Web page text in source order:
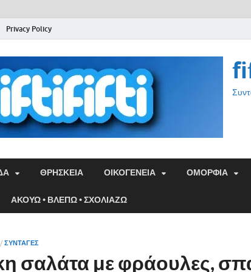
Privacy Policy
ΘΡΗΣΚΕΙΑ ΟΙΚΟΓΕΝΕΙΑ ΟΜΟΡΦΙΑ
ΑΚΟΥΩ • ΒΛΕΠΩ • ΣΧΟΛΙΑΖΩ
/ ΣΥΝΤΑΓΕΣ
σαλάτα με φράουλες,